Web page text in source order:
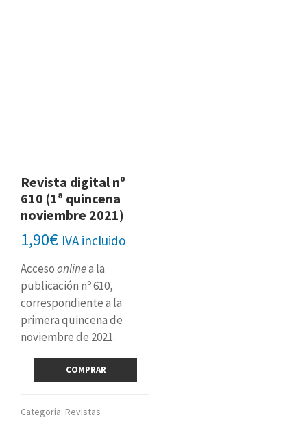
Revista digital nº
610 (1ª quincena
noviembre 2021)
1,90€ IVA incluido
Accesoonlinea la
publicación nº 610,
correspondiente a la
primera quincena de
noviembre de 2021.
610
COMPRAR
Categoría: Revistas